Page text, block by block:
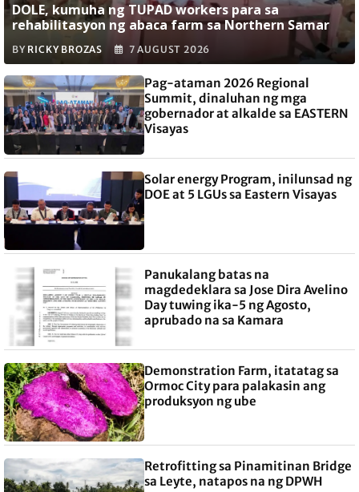
DOLE, kumuha ng TUPAD workers para sa
rehabilitasyon ng abaca farm sa Northern Samar
BY RICKY BROZAS 7 AUGUST 2026
Pag-ataman 2026 Regional
Summit, dinaluhan ng mga
gobernador at alkalde sa EASTERN
Visayas
Solar energy Program, inilunsad ng
DOE at 5 LGUs sa Eastern Visayas
Panukalang batas na
magdedeklara sa Jose Dira Avelino
Day tuwing ika-5 ng Agosto,
aprubado na sa Kamara
Demonstration Farm, itatatag sa
Ormoc City para palakasin ang
produksyon ng ube
Retrofitting sa Pinamitinan Bridge
sa Leyte, natapos na ng DPWH